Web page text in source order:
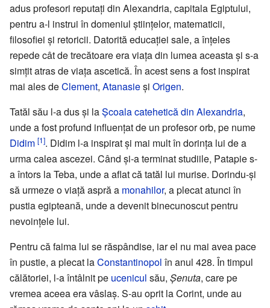
adus profesori reputați din Alexandria, capitala Egiptului,
pentru a-l instrui în domeniul științelor, matematicii,
filosofiei și retoricii. Datorită educației sale, a înțeles
repede cât de trecătoare era viața din lumea aceasta și s-a
simțit atras de viața ascetică. În acest sens a fost inspirat
mai ales deClement, Atanasieși Origen.
Tatăl său l-a dus și laȘcoala catehetică din Alexandria,
unde a fost profund influențat de un profesor orb, pe nume
Didim [1]. Didim l-a inspirat și mai mult în dorința lui de a
urma calea ascezei. Când și-a terminat studiile, Patapie s-
a întors la Teba, unde a aflat că tatăl lui murise. Dorindu-și
să urmeze o viață aspră a monahilor, a plecat atunci în
pustia egipteană, unde a devenit binecunoscut pentru
nevoințele lui.
Pentru că faima lui se răspândise, iar el nu mai avea pace
în pustie, a plecat laConstantinopol în anul 428. În timpul
călătoriei, l-a întâlnit pe ucenicul său, Șenuta, care pe
vremea aceea era vâslaș. S-au oprit la Corint, unde au